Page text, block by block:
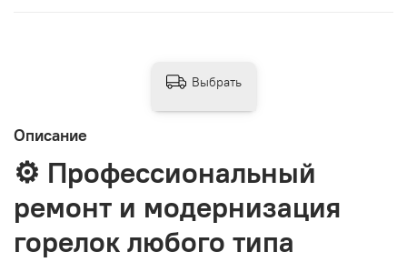
Описание
⚙️ Профессиональный
ремонт и модернизация
горелок любого типа
Выбрать